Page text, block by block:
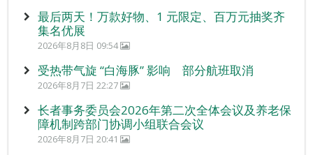
最后两天！万款好物、1 元限定、百万元抽奖齐
集名优展
2026年8月8日 09:54
受热带气旋 “白海豚” 影响 部分航班取消
2026年8月7日 22:27
长者事务委员会2026年第二次全体会议及养老保
障机制跨部门协调小组联合会议
2026年8月7日 20:41